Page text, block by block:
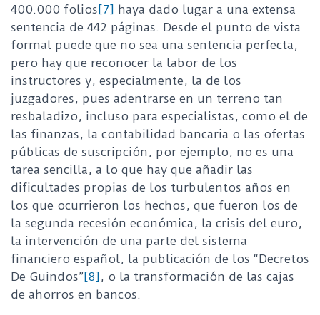
400.000 folios [7] haya dado lugar a una extensa
sentencia de 442 páginas. Desde el punto de vista
formal puede que no sea una sentencia perfecta,
pero hay que reconocer la labor de los
instructores y, especialmente, la de los
juzgadores, pues adentrarse en un terreno tan
resbaladizo, incluso para especialistas, como el de
las finanzas, la contabilidad bancaria o las ofertas
públicas de suscripción, por ejemplo, no es una
tarea sencilla, a lo que hay que añadir las
dificultades propias de los turbulentos años en
los que ocurrieron los hechos, que fueron los de
la segunda recesión económica, la crisis del euro,
la intervención de una parte del sistema
financiero español, la publicación de los “Decretos
De Guindos” [8] , o la transformación de las cajas
de ahorros en bancos.